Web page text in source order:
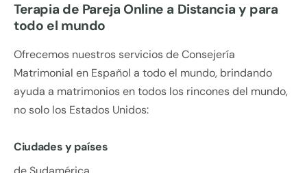
Terapia de Pareja Online a Distancia y para
todo el mundo
Ofrecemos nuestros servicios de Consejería
Matrimonial en Español a todo el mundo, brindando
ayuda a matrimonios en todos los rincones del mundo,
no solo los Estados Unidos:
Ciudades y países